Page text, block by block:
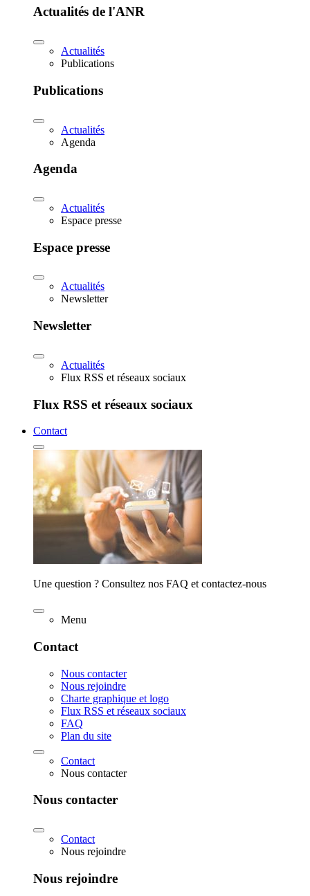
Actualités de l'ANR
Actualités
Publications
Publications
Actualités
Agenda
Agenda
Actualités
Espace presse
Espace presse
Actualités
Newsletter
Newsletter
Actualités
Flux RSS et réseaux sociaux
Flux RSS et réseaux sociaux
Contact
Une question ? Consultez nos FAQ et contactez-nous
Menu
Contact
Nous contacter
Nous rejoindre
Charte graphique et logo
Flux RSS et réseaux sociaux
FAQ
Plan du site
Contact
Nous contacter
Nous contacter
Contact
Nous rejoindre
Nous rejoindre